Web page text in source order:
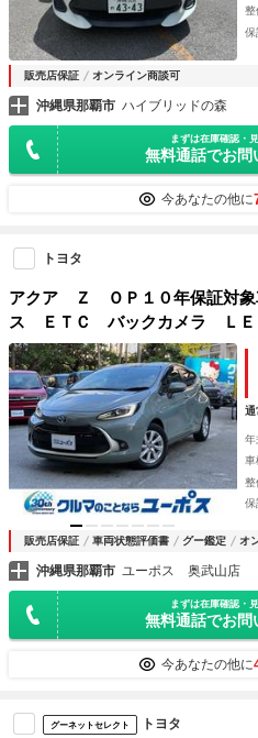
整
保
販売店保証 オンライン商談可
沖縄県那覇市 ハイブリッドの森
まずは在庫確認・
無料通話でお問
今あなたの他に
トヨタ
アクア Ｚ ＯＰ１０年保証対
ス ＥＴＣ バックカメラ ＬＥ
ト
通
年
車
整
保
販売店保証 車両状態評価書 グー鑑定 オ
沖縄県那覇市 ユーポス 奥武山店
まずは在庫確認・
無料通話でお問
今あなたの他に
グーネットセレクト トヨタ